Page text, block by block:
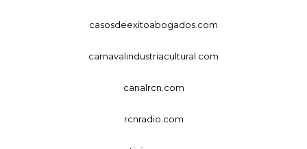
casosdeexitoabogados.com
carnavalindustriacultural.com
canalrcn.com
rcnradio.com